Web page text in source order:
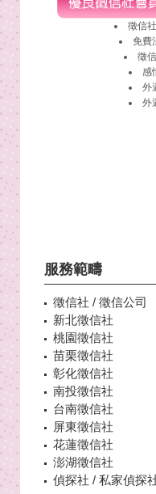
徵信社
免費
徵
感
外
外
服務範疇
徵信社 / 徵信公司
新北徵信社
桃園徵信社
苗栗徵信社
彰化徵信社
南投徵信社
台南徵信社
屏東徵信社
花蓮徵信社
澎湖徵信社
偵探社 / 私家偵探